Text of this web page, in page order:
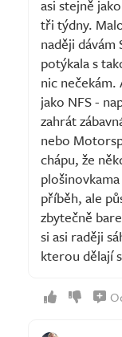
asi stejně
tři týdny.
naději dávám
potýkala s
nic
jako NFS -
zahrát
nebo
chápu, že
příběh, ale
zbytečně
si asi raději
kterou dělají